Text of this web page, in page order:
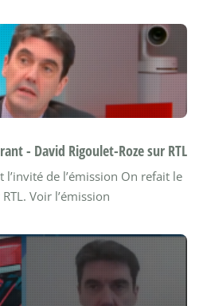
- David Rigoulet-Roze sur RTL
l’invité de l’émission On refait le
Voir l’émission